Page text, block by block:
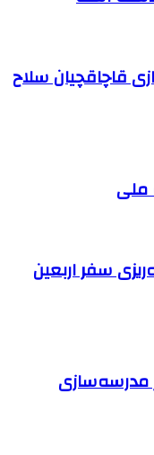
قاچاقچیان سلاح
ملی
سفر اربعین